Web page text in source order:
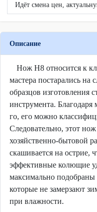
Идёт смена цен,
Описание
Нож Н8 относится к
мастера постарались на
образцов изготовления
инструмента.
го, его можно
Следовательно, этот
хозяйственно-бытовой
скашивается на острие,
эффективные колющие
максимально подобраны
которые не замерзают
при влажности.